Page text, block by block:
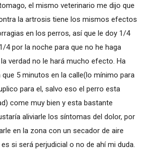
el mismo veterinario me dijo que
la artrosis tiene los mismos efectos
en los perros, así que le doy 1/4
4 por la noche para que no he haga
verdad no le hará mucho efecto. Ha
5 minutos en la calle(lo mínimo para
para el, salvo eso el perro esta
come muy bien y esta bastante
aliviarle los síntomas del dolor, por
en la zona con un secador de aire
si será perjudicial o no de ahí mi duda.